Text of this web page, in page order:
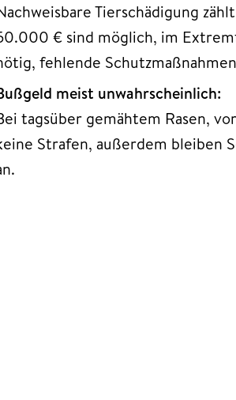
Tierschädigung
€ sind möglich, im
fehlende
meist unwahrscheinlich:
tagsüber gemähtem Rasen,
Strafen, außerdem bleiben